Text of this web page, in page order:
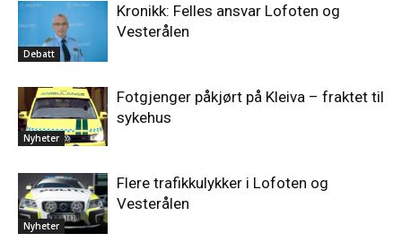
Debatt
Kronikk: Felles ansvar Lofoten og
Vesterålen
Nyheter
Fotgjenger påkjørt på Kleiva – fraktet til
sykehus
Nyheter
Flere trafikkulykker i Lofoten og
Vesterålen